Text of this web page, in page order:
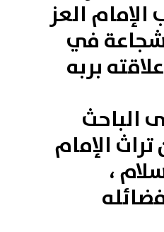
العز
في
بربه
الباحث
تراث الإمام
،